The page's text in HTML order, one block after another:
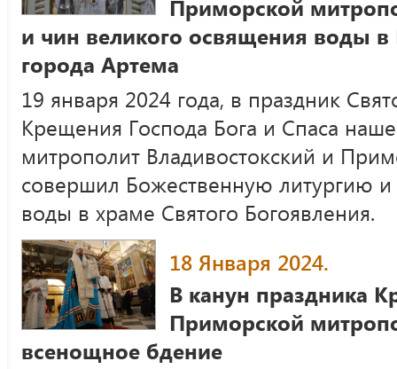
Приморской
и чин великого освящения воды
города Артема
19 января 2024 года, в праздник
Крещения Господа Бога и Спаса
митрополит Владивостокский и
совершил Божественную литургию
воды в храме Святого Богоявления.
18 Января 2024.
В канун праздника
Приморской
всенощное бдение